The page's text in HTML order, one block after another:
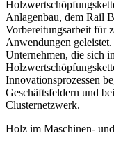
Anlagenbau, dem Rail
Vorbereitungsarbeit für
Anwendungen
Unternehmen, die sich
Innovationsprozessen
Geschäftsfeldern und
Clusternetzwerk.
Holz im Maschinen-